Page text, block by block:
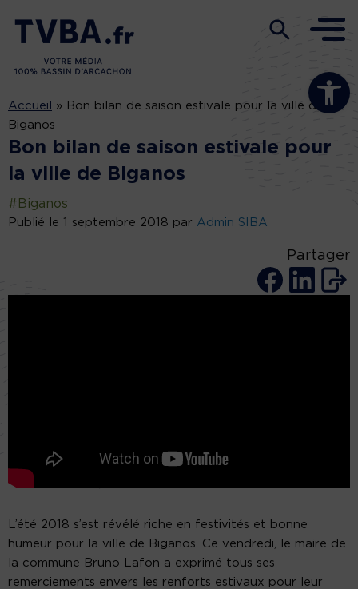
Ouvrir la
Accueil » Bon bilan de saison estivale pour la ville de
Biganos
Bon bilan de saison estivale pour
la ville de Biganos
#Biganos
Publié le 1 septembre 2018 par Admin SIBA
Partager
L’été 2018 s’est révélé riche en festivités et bonne
humeur pour la ville de Biganos. Ce vendredi, le maire de
la commune Bruno Lafon a exprimé tous ses
remerciements envers les renforts estivaux pour leur